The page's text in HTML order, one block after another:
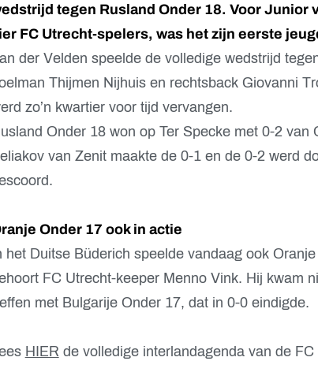
tegen Rusland Onder 18. Voor Junior
FC Utrecht-spelers, was het zijn eerste
der Velden speelde de volledige wedstrijd
Thijmen Nijhuis en rechtsback Giovanni
zo’n kwartier voor tijd vervangen.
Onder 18 won op Ter Specke met 0-2 van
van Zenit maakte de 0-1 en de 0-2 werd
Onder 17 ook in actie
het Duitse Büderich speelde vandaag ook
FC Utrecht-keeper Menno Vink. Hij kwam
met Bulgarije Onder 17, dat in 0-0 eindigde.
HIER de volledige interlandagenda van de